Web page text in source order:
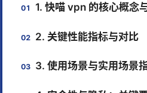
1. 快喵 vpn 的核心概念
2. 关键性能指标与对比
3. 使用场景与实用场景